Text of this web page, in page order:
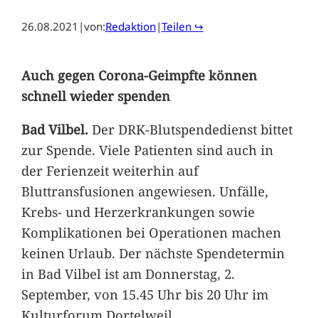
26.08.2021 |von:Redaktion|Teilen ↪
Auch gegen Corona-Geimpfte können
schnell wieder spenden
Bad Vilbel.Der DRK-Blutspendedienst bittet
zur Spende. Viele Patienten sind auch in
der Ferienzeit weiterhin auf
Bluttransfusionen angewiesen. Unfälle,
Krebs- und Herzerkrankungen sowie
Komplikationen bei Operationen machen
keinen Urlaub. Der nächste Spendetermin
in Bad Vilbel ist am Donnerstag, 2.
September, von 15.45 Uhr bis 20 Uhr im